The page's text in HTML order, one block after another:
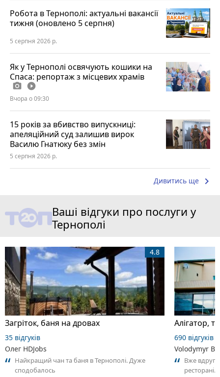
Робота в Тернополі: актуальні вакансії
тижня (оновлено 5 серпня)
5 серпня 2026 р.
Як у Тернополі освячують кошики на
Спаса: репортаж з місцевих храмів
photo_camera play_circle_filled
Вчора о 09:30
15 років за вбивство випускниці:
апеляційний суд залишив вирок
Василю Гнатюку без змін
5 серпня 2026 р.
Дивитись ще keyboard_arrow_right
Ваші відгуки про послуги у
Тернополі
Загріток, баня на дровах
4.8
35 відгуків
Олег HDJobs
Найкращий чан та баня в Тернополі. Дуже
сподобалось
690 відгуків
Volodymyr
Вже
ресторані.